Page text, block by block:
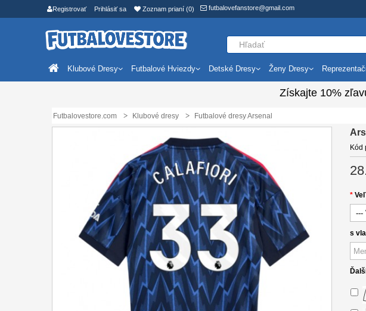
Registrovať Prihlásiť sa Zoznam prianí (0) futbalovefanstore@gmail.com
Klubové Dresy Futbalové Hviezdy Detské Dresy Ženy Dresy
Získajte 10%
Futbalovestore.com Klubové dresy Futbalové dresy Arsenal
Kód
s